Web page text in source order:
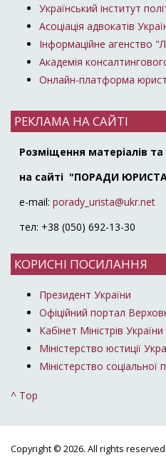
Український інститут
Асоціація адвокатів
Інформаційне агенство
Академія
Онлайн-платформа
РЕКЛАМА НА САЙТІ
Розміщення матеріалів
на сайті "ПОРАДИ
e-mail: porady_urista@ukr.net
тел: +38 (050) 692-13-30
КОРИСНІ ПОСИЛАННЯ
Президент України
Офіційний портал
Кабінет Міністрів України
Міністерство юстиції
Міністерство соціальної
^ Top
Copyright © 2026. All rights reserved.